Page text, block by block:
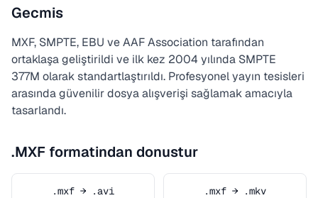
Gecmis
MXF, SMPTE, EBU ve AAF Association tarafından
ortaklaşa geliştirildi ve ilk kez 2004 yılında SMPTE
377M olarak standartlaştırıldı. Profesyonel yayın tesisleri
arasında güvenilir dosya alışverişi sağlamak amacıyla
tasarlandı.
.MXF formatindan donustur
.mxf → .avi .mxf → .mkv